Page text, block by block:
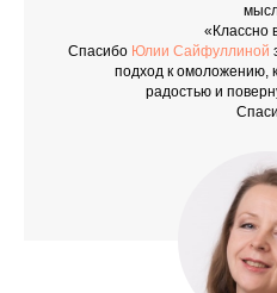
«Классно
Спасибо Юлии Сайфуллиной
подход к омоложению,
радостью и